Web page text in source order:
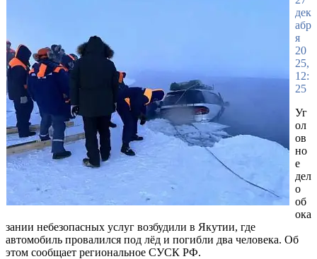
дек
абр
я
20
25,
12:
25
Уг
ол
ов
но
е
дел
о
об
ока
зании небезопасных услуг возбудили в Якутии, где
автомобиль провалился под лёд и погибли два человека. Об
этом сообщает региональное СУСК РФ.